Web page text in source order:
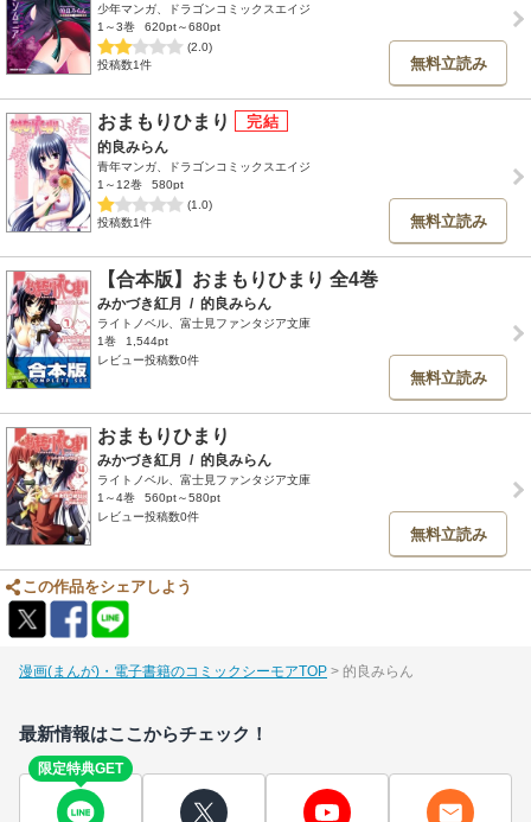
少年マンガ、ドラゴンコミックスエイジ
1～3巻
620pt～680pt
(2.0)
投稿数1件
無料立読み
おまもりひまり
的良みらん
青年マンガ、ドラゴンコミックスエイジ
1～12巻
580pt
(1.0)
投稿数1件
無料立読み
【合本版】おまもりひまり 全4巻
みかづき紅月 / 的良みらん
ライトノベル、富士見ファンタジア文庫
1巻
1,544pt
レビュー投稿数0件
無料立読み
おまもりひまり
みかづき紅月 / 的良みらん
ライトノベル、富士見ファンタジア文庫
1～4巻
560pt～580pt
レビュー投稿数0件
無料立読み
この作品をシェアしよう
漫画(まんが)・電子書籍のコミックシーモアTOP 的良みらん
最新情報はここからチェック！
限定特典GET